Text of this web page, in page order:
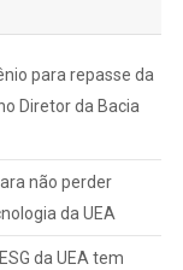
para repasse da
Diretor da Bacia
não perder
da UEA
da UEA tem